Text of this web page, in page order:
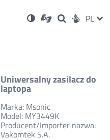
Ustawienia
Wersja
kontrastowa
Dla
niesłyszących
OtwórzOtwórz
w
Otwórz
w
Social PL
Uniwersalny zasilacz do
laptopa
Marka: Msonic
Model: MY3449K
Producent/Importer nazwa:
Vakomtek S.A.